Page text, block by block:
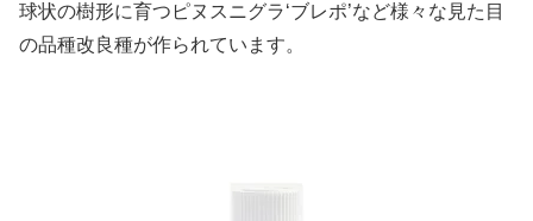
球状の樹形に育つピヌスニグラ‘ブレポ’など様々な見た目
の品種改良種が作られています。